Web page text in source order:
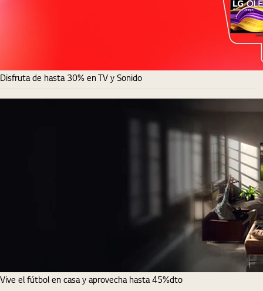
Disfruta de hasta 30% en TV y Sonido
Vive el fútbol en casa y aprovecha hasta 45%dto